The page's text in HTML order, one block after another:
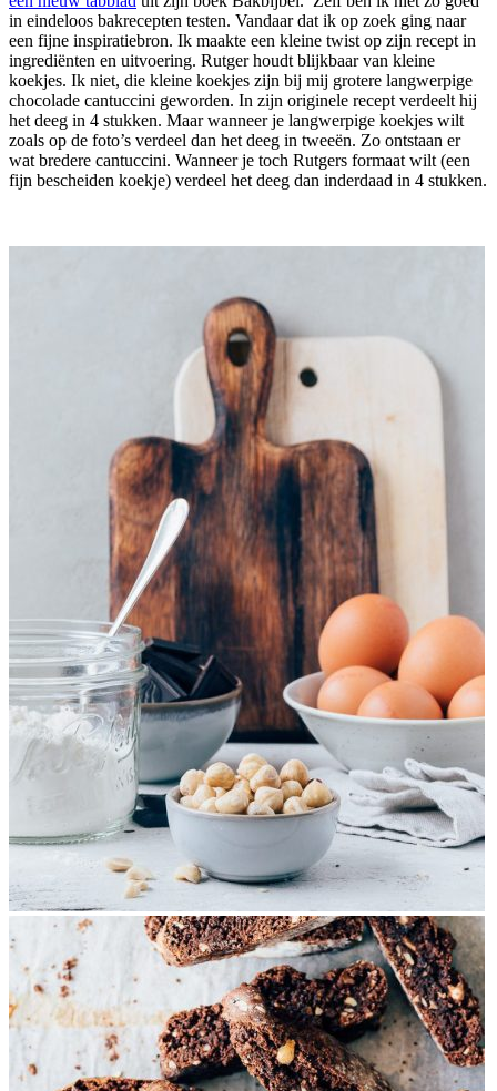
in eindeloos bakrecepten testen. Vandaar dat ik op zoek ging naar
een fijne inspiratiebron. Ik maakte een kleine twist op zijn recept in
ingrediënten en uitvoering. Rutger houdt blijkbaar van kleine
koekjes. Ik niet, die kleine koekjes zijn bij mij grotere langwerpige
chocolade cantuccini geworden. In zijn originele recept verdeelt hij
het deeg in 4 stukken. Maar wanneer je langwerpige koekjes wilt
zoals op de foto’s verdeel dan het deeg in tweeën. Zo ontstaan er
wat bredere cantuccini. Wanneer je toch Rutgers formaat wilt (een
fijn bescheiden koekje) verdeel het deeg dan inderdaad in 4 stukken.